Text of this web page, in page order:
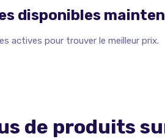
disponibles
actives pour trouver le meilleur prix.
de produits